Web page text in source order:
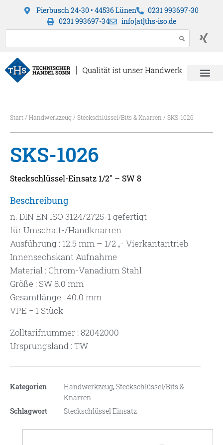
Pierbusch 24-30 • 44536 Lünen
0231 993697-30
0231 993697-34
info[at]ths-iso.de
Start/ Handwerkzeug/ Steckschlüssel/Bits & Knarren / SKS-1026
SKS-1026
Steckschlüssel-Einsatz 1/2″ – SW 8
Beschreibung
n. DIN EN ISO 3124/2725-1 gefertigt
für Umschalt-/Handknarren
Ausführung : 12.5 mm – 1/2 „- Vierkantantrieb
Innensechskant Aufnahme
Material : Chrom-Vanadium Stahl
Größe : SW 8.0 mm
Gesamtlänge : 40.0 mm
VPE = 1 Stück
Zolltarifnummer : 82042000
Ursprungsland : TW
Kategorien Handwerkzeug,Steckschlüssel/Bits &
Knarren
Schlagwort
Steckschlüssel Einsatz